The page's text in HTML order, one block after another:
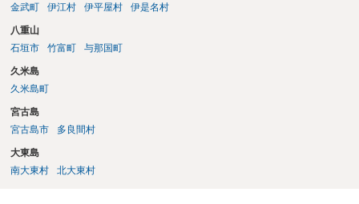
金武町
伊江村 伊平屋村 伊是名村
八重山
石垣市
竹富町 与那国町
久米島
久米島町
宮古島
宮古島市
多良間村
大東島
南大東村
北大東村